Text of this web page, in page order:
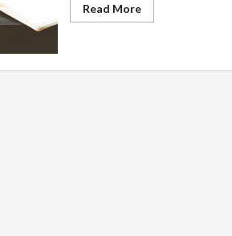
Read MoreRead
more